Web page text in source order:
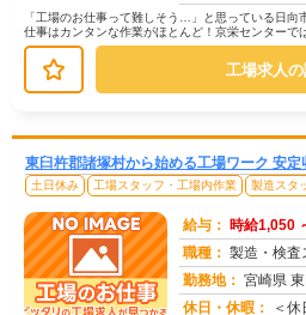
「工場のお仕事って難しそう…」と思っている日向
仕事はカンタンな作業がほとんど！京栄センターで
数ご紹介しています。たとえばこんな...
工場求人
東臼杵郡諸塚村から始める工場ワーク 安定
土日休み 工場スタッフ・工場内作業 製造スタ
給与： 時給1,050
職種： 製造・検査
勤務地： 宮崎県
休日・休暇：
＜休日の一例＞